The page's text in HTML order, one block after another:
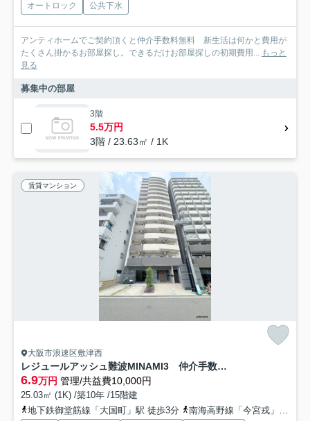
オートロック 公共下水
アンティホームでご契約頂くと仲介手数料無料 新生活は何かと費用が
たくさん掛かるお部屋探し。できるだけお部屋探しの初期費用... もっと
見る
募集中の部屋
3階
5.5万円
3階 / 23.63㎡ / 1K
賃貸マンション
大阪市浪速区敷津西
レジュールアッシュ難波MINAMI3 仲介手数料無料
6.9万円 管理/共益費10,000円
25.03㎡ (1K) /築10年 /15階建
地下鉄御堂筋線「大国町」駅 徒歩3分
南海高野線「今宮戎」駅 徒歩9分